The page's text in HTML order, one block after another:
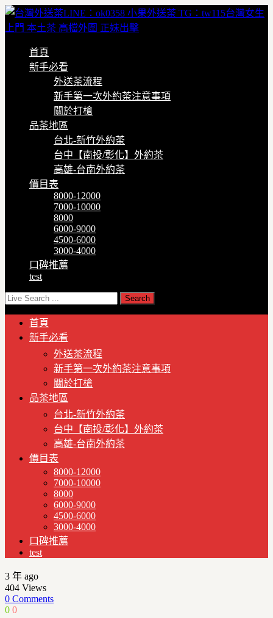
首頁
新手必看
外送茶流程
新手第一次外約茶注意事項
關於打槍
品茶地區
台北-新竹外約茶
台中【南投/彰化】外約茶
高雄-台南外約茶
價目表
8000-12000
7000-10000
8000
6000-9000
4500-6000
3000-4000
口碑推薦
test
首頁
新手必看
外送茶流程
新手第一次外約茶注意事項
關於打槍
品茶地區
台北-新竹外約茶
台中【南投/彰化】外約茶
高雄-台南外約茶
價目表
8000-12000
7000-10000
8000
6000-9000
4500-6000
3000-4000
口碑推薦
test
3 年 ago
404 Views
0 Comments
0 0